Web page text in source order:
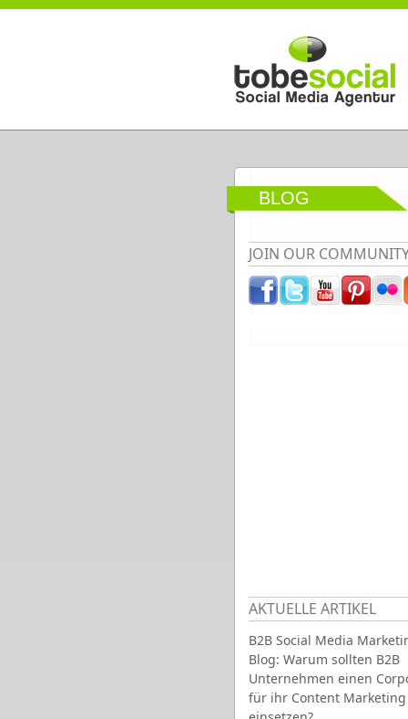
Direkt zum Inhalt
BLOG
JOIN OUR
AKTUELLE ARTIKEL
B2B Social Media
Blog: Warum sollten B2B
Unternehmen einen
für ihr Content Marketing